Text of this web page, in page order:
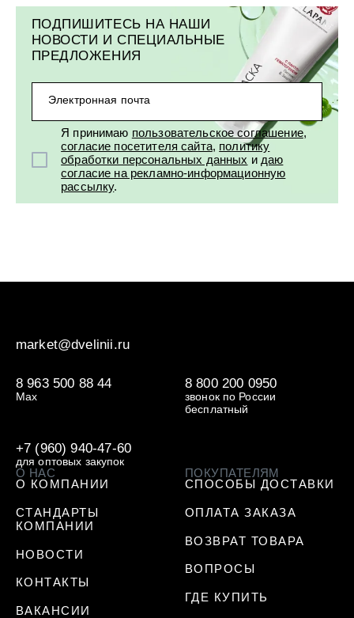
ПОДПИШИТЕСЬ НА НАШИ
НОВОСТИ И СПЕЦИАЛЬНЫЕ
ПРЕДЛОЖЕНИЯ
Электронная почта
Я принимаю пользовательское соглашение,
согласие посетителя сайта, политику
обработки персональных данных и даю
согласие на рекламно-информационную
рассылку.
market@dvelinii.ru
8 800 200 0950
звонок по России
бесплатный
8 963 500 88 44
Max
+7 (960) 940-47-60
для оптовых закупок
О НАС
О КОМПАНИИ
СТАНДАРТЫ
КОМПАНИИ
НОВОСТИ
КОНТАКТЫ
ВАКАНСИИ
ПОКУПАТЕЛЯМ
СПОСОБЫ ДОСТАВКИ
ОПЛАТА ЗАКАЗА
ВОЗВРАТ ТОВАРА
ВОПРОСЫ
ГДЕ КУПИТЬ